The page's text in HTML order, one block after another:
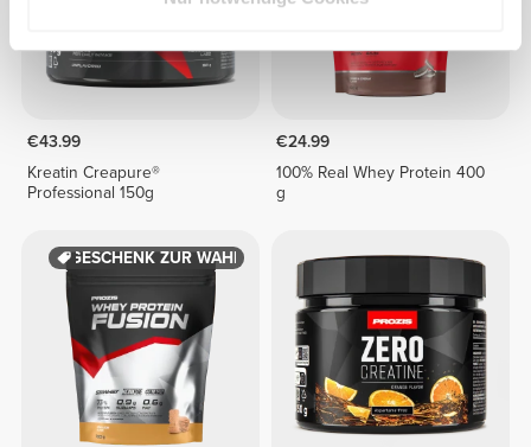
€43.99
Kreatin Creapure®
Professional 150g
€24.99
100% Real Whey Protein 400
g
GESCHENK ZUR WAHL